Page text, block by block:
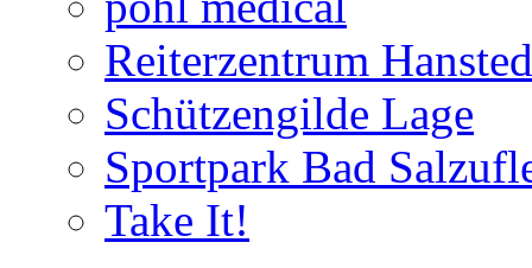
Reiterzentrum
Schützengilde Lage
Sportpark Bad
Take It!